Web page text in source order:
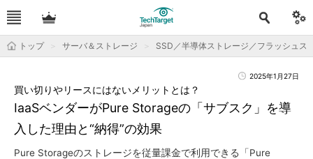
トップ サーバ＆ストレージ SSD／半導体ストレージ／フラッシュス
2025年1月27日
IaaSベンダーがPure Storageの「サブスク」を導
入した理由と“納得”の効果
買い切りやリースにはないメリットとは？
Pure Storageのストレージを従量課金で利用できる「Pure